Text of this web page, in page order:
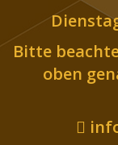
Bitte
oben